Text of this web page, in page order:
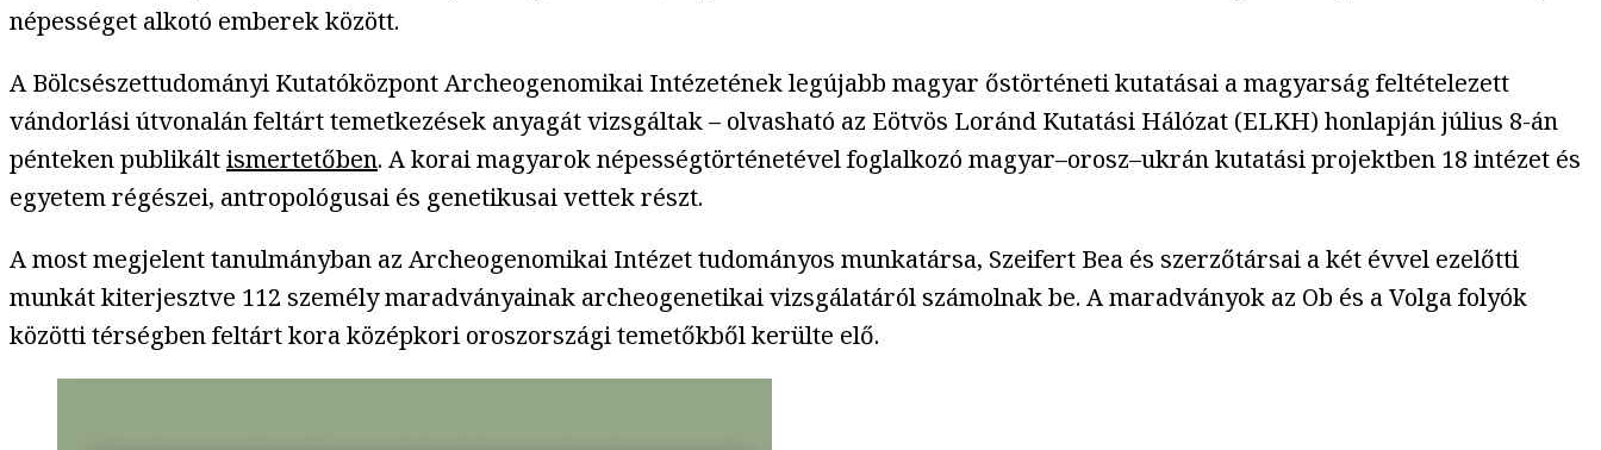
népességet alkotó emberek között.
A Bölcsészettudományi Kutatóközpont Archeogenomikai Intézetének legújabb magyar őstörténeti kutatásai a magyarság feltételezett
vándorlási útvonalán feltárt temetkezések anyagát vizsgáltak – olvasható az Eötvös Loránd Kutatási Hálózat (ELKH) honlapján július 8-án
pénteken publikáltismertetőben. Akorai magyarok népességtörténetével foglalkozó magyar–orosz–ukrán kutatási projektben 18 intézet és
egyetem régészei, antropológusai és genetikusai vettek részt.
A most megjelent tanulmányban az Archeogenomikai Intézet tudományos munkatársa, Szeifert Bea és szerzőtársai a két évvel ezelőtti
munkát kiterjesztve 112 személy maradványainak archeogenetikai vizsgálatáról számolnak be. A maradványok az Ob és a Volga folyók
közötti térségben feltárt kora középkori oroszországi temetőkből kerülte elő.